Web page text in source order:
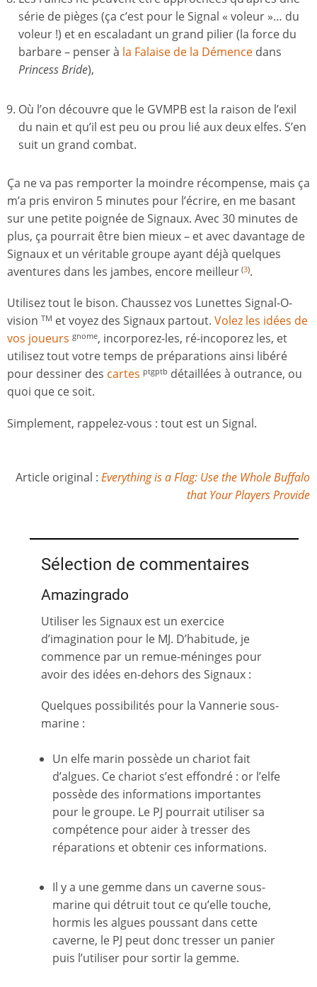
série de pièges (ça c’est pour le Signal « voleur »… du
voleur !) et en escaladant un grand pilier (la force du
barbare – penser à la Falaise de la Démence dans
Princess Bride),
Où l’on découvre que le GVMPB est la raison de l’exil
du nain et qu’il est peu ou prou lié aux deux elfes. S’en
suit un grand combat.
Ça ne va pas remporter la moindre récompense, mais ça
m’a pris environ 5 minutes pour l’écrire, en me basant
sur une petite poignée de Signaux. Avec 30 minutes de
plus, ça pourrait être bien mieux – et avec davantage de
Signaux et un véritable groupe ayant déjà quelques
aventures dans les jambes, encore meilleur (3).
Utilisez tout le bison. Chaussez vos Lunettes Signal-O-
vision TM et voyez des Signaux partout. Volez les idées de
vos joueurs gnome, incorporez-les, ré-incoporez les, et
utilisez tout votre temps de préparations ainsi libéré
pour dessiner des cartes ptgptb détaillées à outrance, ou
quoi que ce soit.
Simplement, rappelez-vous : tout est un Signal.
Article original : Everything is a Flag: Use the Whole Buffalo
that Your Players Provide
Sélection de commentaires
Amazingrado
Utiliser les Signaux est un exercice
d’imagination pour le MJ. D’habitude, je
commence par un remue-méninges pour
avoir des idées en-dehors des Signaux :
Quelques possibilités pour la Vannerie sous-
marine :
Un elfe marin possède un chariot fait
d’algues. Ce chariot s’est effondré : or l’elfe
possède des informations importantes
pour le groupe. Le PJ pourrait utiliser sa
compétence pour aider à tresser des
réparations et obtenir ces informations.
Il y a une gemme dans un caverne sous-
marine qui détruit tout ce qu’elle touche,
hormis les algues poussant dans cette
caverne, le PJ peut donc tresser un panier
puis l’utiliser pour sortir la gemme.